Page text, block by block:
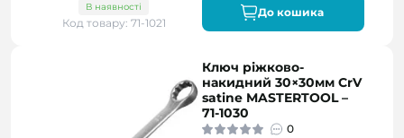
В наявності
Код товару: 71-1021
До кошика
Ключ ріжково-
накидний 30×30мм CrV
satine MASTERTOOL –
71-1030
0